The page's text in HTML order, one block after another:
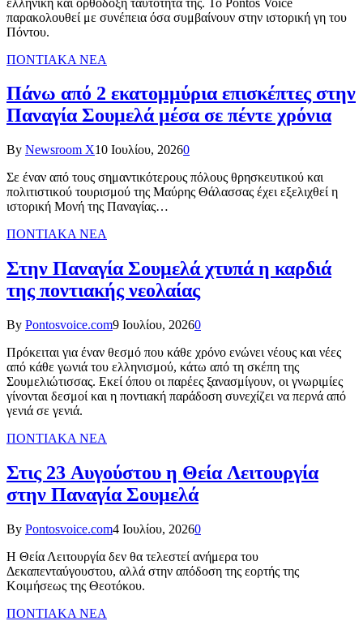
παρακολουθεί με συνέπεια όσα συμβαίνουν στην ιστορική γη του
Πόντου.
ΠΟΝΤΙΑΚΑ ΝΕΑ
Πάνω από 2 εκατομμύρια επισκέπτες στην
Παναγία Σουμελά μέσα σε πέντε χρόνια
By Newsroom X10 Ιουλίου, 20260
Σε έναν από τους σημαντικότερους πόλους θρησκευτικού και
πολιτιστικού τουρισμού της Μαύρης Θάλασσας έχει εξελιχθεί η
ιστορική Μονή της Παναγίας…
ΠΟΝΤΙΑΚΑ ΝΕΑ
Στην Παναγία Σουμελά χτυπά η καρδιά
της ποντιακής νεολαίας
By Pontosvoice.com9 Ιουλίου, 20260
Πρόκειται για έναν θεσμό που κάθε χρόνο ενώνει νέους και νέες
από κάθε γωνιά του ελληνισμού, κάτω από τη σκέπη της
Σουμελιώτισσας. Εκεί όπου οι παρέες ξανασμίγουν, οι γνωριμίες
γίνονται δεσμοί και η ποντιακή παράδοση συνεχίζει να περνά από
γενιά σε γενιά.
ΠΟΝΤΙΑΚΑ ΝΕΑ
Στις 23 Αυγούστου η Θεία Λειτουργία
στην Παναγία Σουμελά
By Pontosvoice.com4 Ιουλίου, 20260
Η Θεία Λειτουργία δεν θα τελεστεί ανήμερα του
Δεκαπενταύγουστου, αλλά στην απόδοση της εορτής της
Κοιμήσεως της Θεοτόκου.
ΠΟΝΤΙΑΚΑ ΝΕΑ